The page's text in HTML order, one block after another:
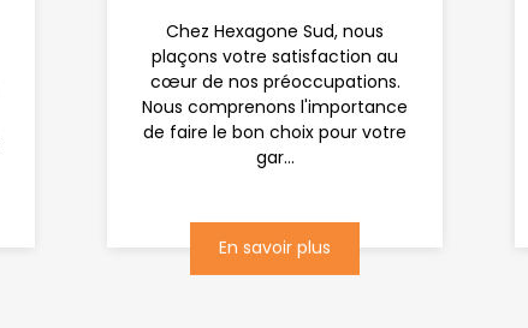
Chez Hexagone Sud, nous
plaçons votre satisfaction au
cœur de nos préoccupations.
Nous comprenons l'importance
de faire le bon choix pour votre
gar...
En savoir plus